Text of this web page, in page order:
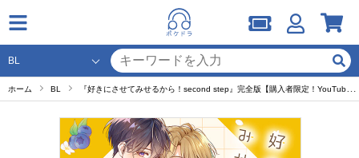
ホーム BL 『好きにさせてみせるから！second step』完全版【購入者限定！YouTube未公開シーン&キャストFT付き】【出演声優：小林裕介 小林千晃 大塚剛央 峯田大夢】